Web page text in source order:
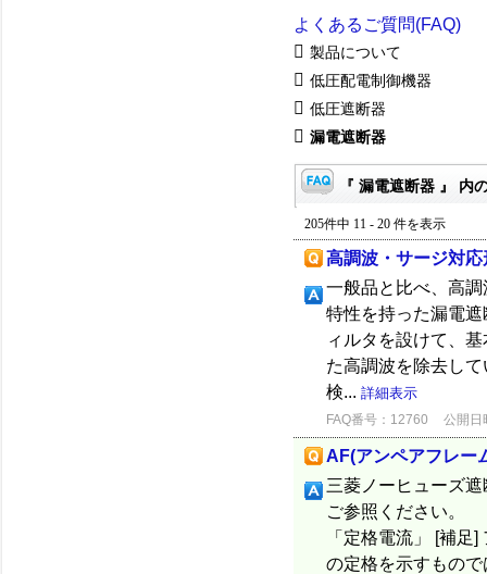
よくあるご質問(FAQ)
製品について
低圧配電制御機器
低圧遮断器
漏電遮断器
『 漏電遮断器 』 内
205件中 11 - 20 件を表示
高調波・サージ対
一般品と比べ、高
特性を持った漏電
ィルタを設けて、
た高調波を除去し
検... 詳細表示
FAQ番号：12760 公開日
AF(アンペアフレー
三菱ノーヒューズ
ご参照ください。
「定格電流」 [補
の定格を示すもの